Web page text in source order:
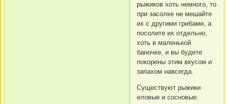
рыжиков хоть немного, то
при засолке не мешайте
их с другими грибами, а
посолите их отдельно,
хоть в маленькой
баночке, и вы будете
покорены этим вкусом и
запахом навсегда.
Существуют рыжики
еловые и сосновые.